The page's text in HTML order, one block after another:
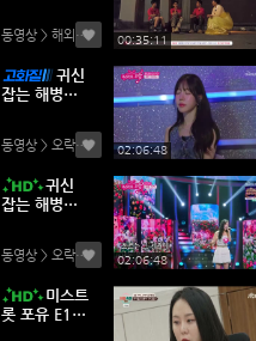
진짜 여자친
구가 등장! 마
임.mp4
동영상 > 해외/쇼프로 (0)
00:35:11
귀신
잡는 해병대
7 1080p W
ANNA
동영상 > 오락(0) 02:06:48
귀신
잡는 해병대
7 720p WA
NNA
동영상 > 오락(0) 02:06:48
미스트
롯 포유 E13